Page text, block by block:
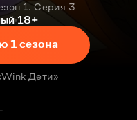
1. Серия 3
18+
1 сезона
Дети»